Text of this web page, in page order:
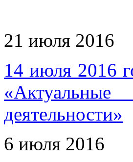
21 июля 2016
14 июля 2016
деятельности»
6 июля 2016